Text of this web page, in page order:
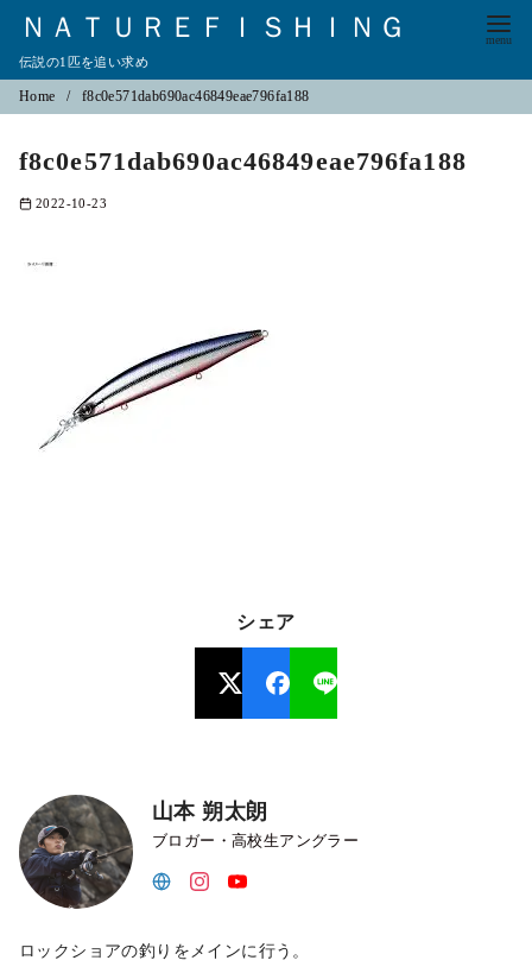
ＮＡＴＵＲＥＦＩＳＨＩＮＧ
伝説の1匹を追い求め
Home f8c0e571dab690ac46849eae796fa188
f8c0e571dab690ac46849eae796fa188
2022-10-23
シェア
山本 朔太朗
ブロガー・高校生アングラー
ロックショアの釣りをメインに行う。